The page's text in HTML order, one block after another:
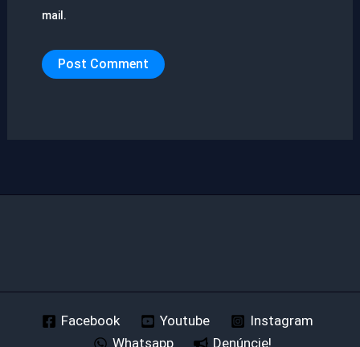
mail.
Facebook Youtube
Instagram
Whatsapp
Denúncie!